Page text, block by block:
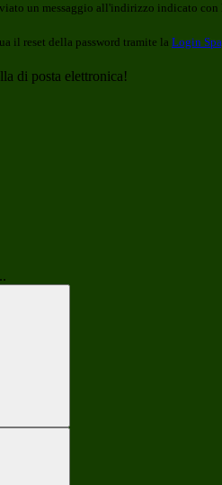
un messaggio all'indirizzo indicato con
il reset della password tramite la Login
di posta elettronica!